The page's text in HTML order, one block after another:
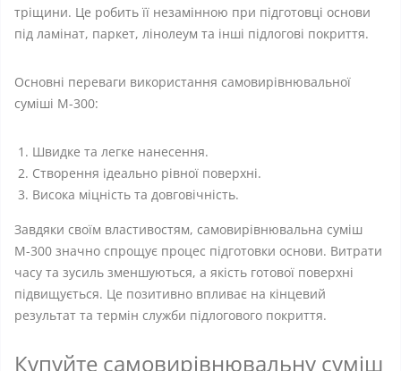
тріщини. Це робить її незамінною при підготовці основи
під ламінат, паркет, лінолеум та інші підлогові покриття.
Основні переваги використання самовирівнювальної
суміші М-300:
Швидке та легке нанесення.
Створення ідеально рівної поверхні.
Висока міцність та довговічність.
Завдяки своїм властивостям, самовирівнювальна суміш
М-300 значно спрощує процес підготовки основи. Витрати
часу та зусиль зменшуються, а якість готової поверхні
підвищується. Це позитивно впливає на кінцевий
результат та термін служби підлогового покриття.
Купуйте самовирівнювальну суміш